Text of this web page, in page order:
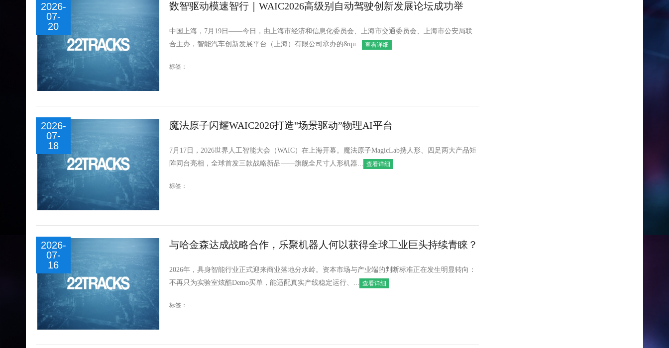
数智驱动模速智行｜WAIC2026高级别自动驾驶创新发展论坛成功举
中国上海，7月19日——今日，由上海市经济和信息化委员会、上海市交通委员会、上海市公安局联
合主办，智能汽车创新发展平台（上海）有限公司承办的&qu... 查看详细
标签：
2026-
07-
20
魔法原子闪耀WAIC2026打造"场景驱动”物理AI平台
7月17日，2026世界人工智能大会（WAIC）在上海开幕。魔法原子MagicLab携人形、四足两大产品矩
阵同台亮相，全球首发三款战略新品——旗舰全尺寸人形机器... 查看详细
标签：
2026-
07-
18
与哈金森达成战略合作，乐聚机器人何以获得全球工业巨头持续青睐？
2026年，具身智能行业正式迎来商业落地分水岭。资本市场与产业端的判断标准正在发生明显转向：
不再只为实验室炫酷Demo买单，能适配真实产线稳定运行、... 查看详细
标签：
2026-
07-
16